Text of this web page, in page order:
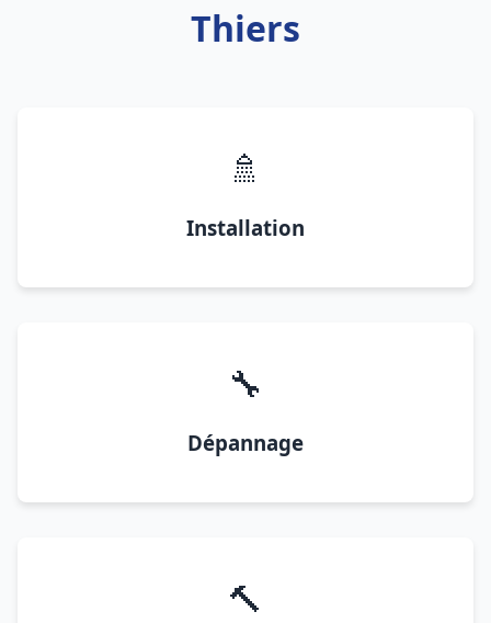
Thiers
🚿
Installation
🔧
Dépannage
🔨